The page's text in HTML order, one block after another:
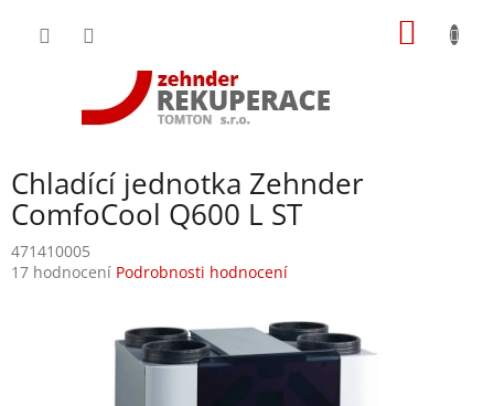
Chladící jednotka Zehnder
ComfoCool Q600 L ST
471410005
Průměrné
17 hodnocení Podrobnosti hodnocení